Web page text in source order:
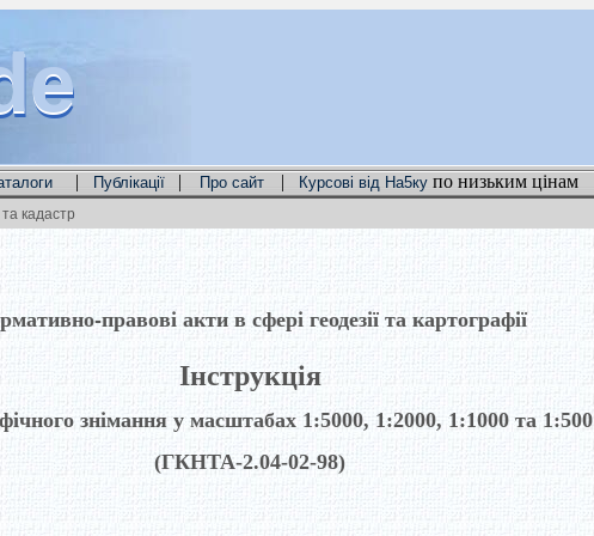
| Публікації | Про сайт | Курсові від На5ку по низьким цінам
кадастр
правові акти в сфері геодезії та картографії
Інструкція
знімання у масштабах 1:5000, 1:2000, 1:1000 та 1:500
(ГКНТА-2.04-02-98)